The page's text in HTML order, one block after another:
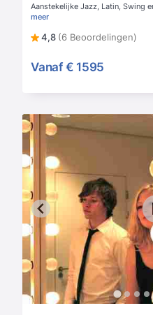
Aanstekelijke Jazz, Latin, Swing
meer
4,8 (6 Beoordelingen)
Vanaf € 1595